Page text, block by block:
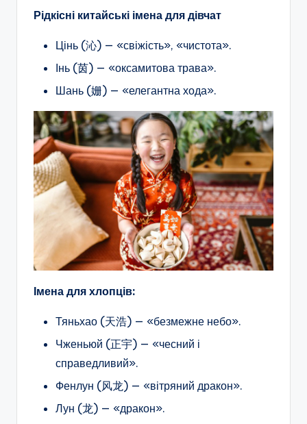
Рідкісні китайські імена для дівчат
Цінь (沁) — «свіжість», «чистота».
Інь (茵) — «оксамитова трава».
Шань (姗) — «елегантна хода».
Імена для хлопців:
Тяньхао (天浩) — «безмежне небо».
Чженьюй (正宇) — «чесний і
справедливий».
Фенлун (风龙) — «вітряний дракон».
Лун (龙) — «дракон».